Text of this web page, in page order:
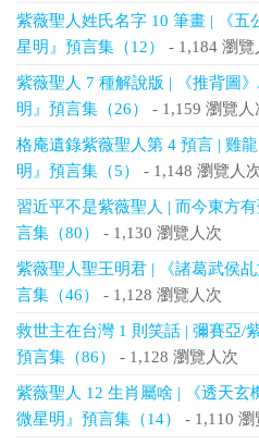
紫薇聖人姓氏名字 10 筆畫 | 《五
星明』預言集（12）
- 1,184 瀏覽
紫薇聖人 7 種解說版 | 《推背圖
明』預言集（26）
- 1,159 瀏覽人
格庵遺錄紫薇聖人第 4 預言 | 雞
明』預言集（5）
- 1,148 瀏覽人
習近平不是紫薇聖人 | 而今東方
言集（80）
- 1,130 瀏覽人次
紫薇聖人聖王明君 | 《諸葛武侯
言集（46）
- 1,128 瀏覽人次
救世主在台灣 1 則笑話 | 彌賽亞/
預言集（86）
- 1,128 瀏覽人次
紫薇聖人 12 生肖屬啥 | 《透天玄
微星明』預言集（14）
- 1,110 瀏